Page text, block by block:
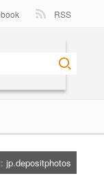
RSS
jp.depositphotos